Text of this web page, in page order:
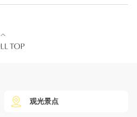
观光景点